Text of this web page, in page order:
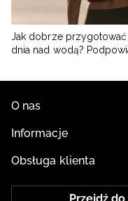
Jak dobrze
dnia nad wodą?
O nas
Informacje
Obsługa klienta
Przejdź